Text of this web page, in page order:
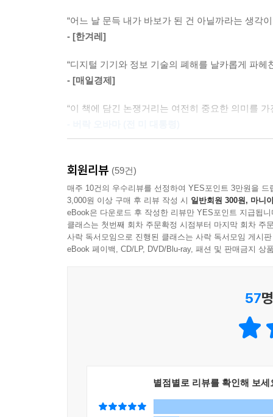
인터넷이 우리의 사고방식을
얕고 가볍게 만든다
아침에 일어나자마자 스마트폰을 들어 지난밤
저녁을 먹으며 유튜브 알고리즘이 추천한 영상들
아침부터 저녁까지 손에서 스마트폰을 놓지 않는
인터넷 시대가 시작된 이래로 점점 더 많은 사람
떠도는 동안 깊이 사고하고, 분석하고, 통찰하는
우리는 인터넷을 통한 맥락 없는 정보만 추구하
생각하는 방법을 빼앗고 있다.
저자는 이 책을 통해 문명의 발달을 추적하며
이르는 문자의 발전이 우리의 읽기와 쓰기 방식
저명한 커뮤니케이션 학자이자 뉴턴, 다윈, 프
『미디어의 이해』의 인터넷판으로 불리는 이 책
“어느 날 문득 내가 바보가 된 건 아닐까라는 생각
- [한겨레]
“디지털 기기와 정보 기술의 폐해를 날카롭게 파헤
- [매일경제]
“이 책에 담긴 논쟁거리는 여전히 중요한 의미를 가
- 케네스 체놀트 (전 아메리칸익스프레스 회장)
“변화하는 세상의 흐름뿐 아니라 흐름을 타는 정확
- [하버드비즈니스리뷰]
“모든 사람이 반드시 읽어야 한다”
- [아메리칸사이언티스트]
- 페니 프리츠커 (전 미 상무부 장관)
회원리뷰 (59건)
매주 10건의 우수리뷰를 선정하여 YES포인트 3만원을 드
3,000원 이상 구매 후 리뷰 작성 시 일반회원 300원, 마니
eBook은 다운로드 후 작성한 리뷰만 YES포인트 지급됩니
클래스는 첫번째 회차 주문확정 시점부터 마지막 회차 주
사락 독서모임으로 진행된 클래스는 사락 독서모임 게시
eBook 페이백, CD/LP, DVD/Blu-ray, 패션 및 판매금지 상
57
별점별로 리뷰를 확인해 보세